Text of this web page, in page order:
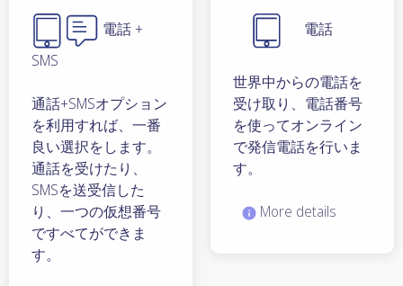
電話 +
SMS
通話+SMSオプション
を利用すれば、一番
良い選択をします。
通話を受けたり、
SMSを送受信した
り、一つの仮想番号
ですべてができま
す。
電話
世界中からの電話を
受け取り、電話番号
を使ってオンライン
で発信電話を行いま
す。
More details